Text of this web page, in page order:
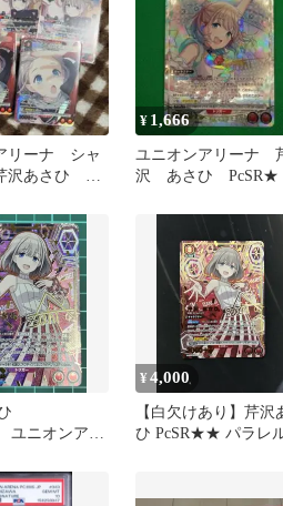
リーナ シャ
あさひ SR
¥ 1,666
ユニオンアリーナ
沢 あさひ PcSR★
ニオンアリ
¥4,000
【白欠けあり】芹沢
ひ PcSR★★ パラレ